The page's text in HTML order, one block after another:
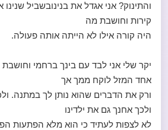
והתינוק? אני אגדל את בנינובשביל
קירות וחושבת מה
היה קורה אילו לא הייתה אותה פעולה.
יקר שלי אני לבד עם בינך ברחמי
אחד המזל לוקח ממך אך
ורק את הדברים שהוא נותן לך במתנה.
ולכך אחנך גם את ילדינו
לא לצפות לעתיד כי הוא מלא הפתעות